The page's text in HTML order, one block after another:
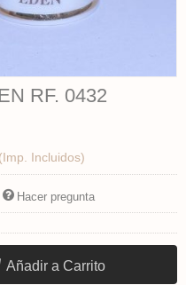
RF. 0432
(Imp. Incluidos)
Hacer pregunta
Añadir a Carrito